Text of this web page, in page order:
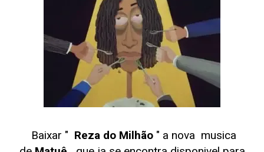
Baixar " Reza do Milhão" a nova musica